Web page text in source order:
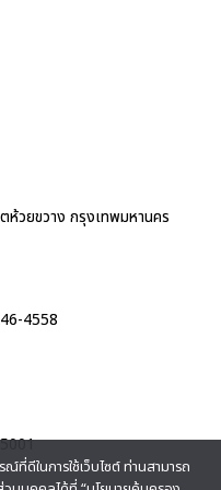
ห้วยขวาง กรุงเทพมหานคร
4558
ที่ดีในการใช้เว็บไซต์ ท่านสามารถ